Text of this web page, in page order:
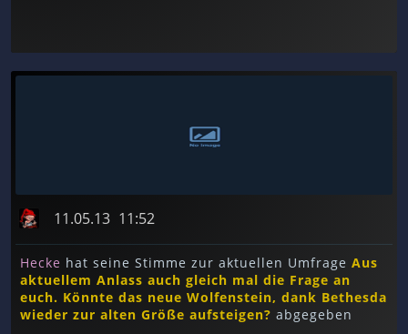
11.05.13 11:52
Hecke hat seine Stimme zur aktuellen Umfrage Aus
aktuellem Anlass auch gleich mal die Frage an
euch. Könnte das neue Wolfenstein, dank Bethesda
wieder zur alten Größe aufsteigen? abgegeben